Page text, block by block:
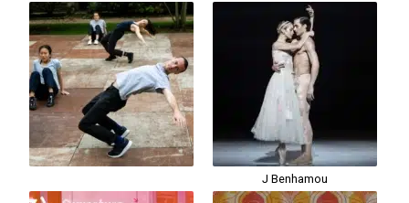
J Benhamou